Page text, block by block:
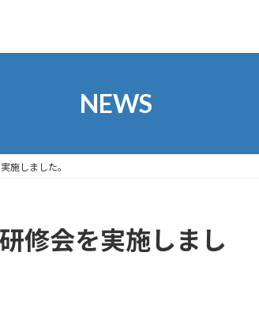
NEWS
施しました。
修会を実施しまし